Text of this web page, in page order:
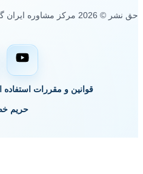
حق نشر © 2026 مرکز مشاوره ایران گواه | طراحی و توسعه: محمد طاهری
قوانین و مقررات استفاده
حریم